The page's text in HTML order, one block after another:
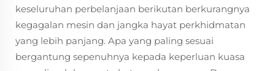
keseluruhan perbelanjaan berikutan berkurangnya
kegagalan mesin dan jangka hayat perkhidmatan
yang lebih panjang. Apa yang paling sesuai
bergantung sepenuhnya kepada keperluan kuasa